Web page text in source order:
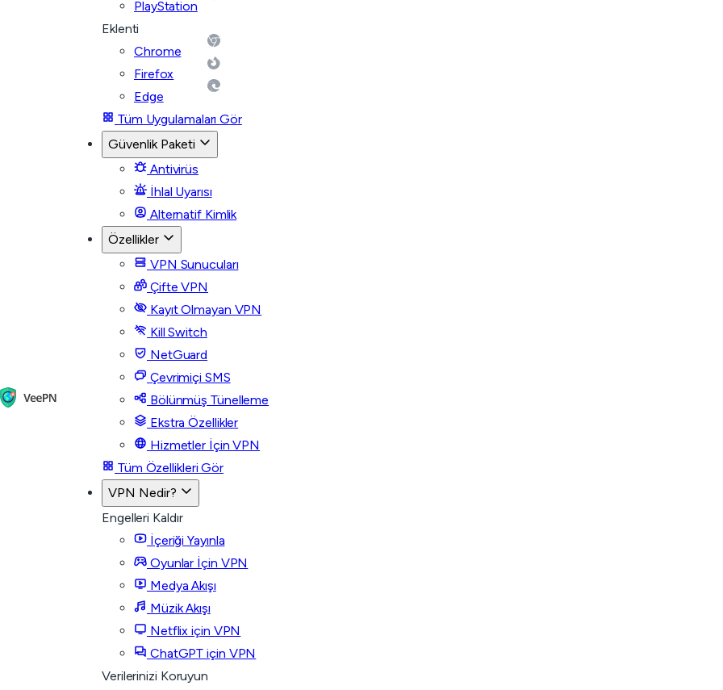
PlayStation
Eklenti
Chrome
Firefox
Edge
Tüm Uygulamaları Gör
Güvenlik Paketi
Antivirüs
İhlal Uyarısı
Alternatif Kimlik
Özellikler
VPN Sunucuları
Çifte VPN
Kayıt Olmayan VPN
Kill Switch
NetGuard
Çevrimiçi SMS
Bölünmüş Tünelleme
Ekstra Özellikler
Hizmetler İçin VPN
Tüm Özellikleri Gör
VPN Nedir?
Engelleri Kaldır
İçeriği Yayınla
Oyunlar İçin VPN
Medya Akışı
Müzik Akışı
Netflix için VPN
ChatGPT için VPN
Verilerinizi Koruyun